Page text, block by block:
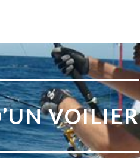
VOILIER